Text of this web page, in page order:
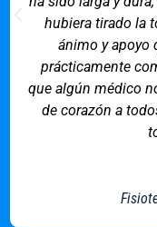
hubiera tirado la
ánimo y apoyo
prácticamente
que algún médico
de corazón a